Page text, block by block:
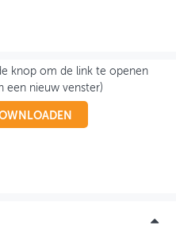
knop om de link te openen
een nieuw venster)